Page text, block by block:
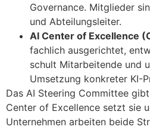
Governance. Mitglieder
und Abteilungsleiter.
AI Center of Excellence
fachlich ausgerichtet,
schult Mitarbeitende und
Umsetzung konkreter KI-
Das AI Steering Committee
Center of Excellence setzt sie
Unternehmen arbeiten beide